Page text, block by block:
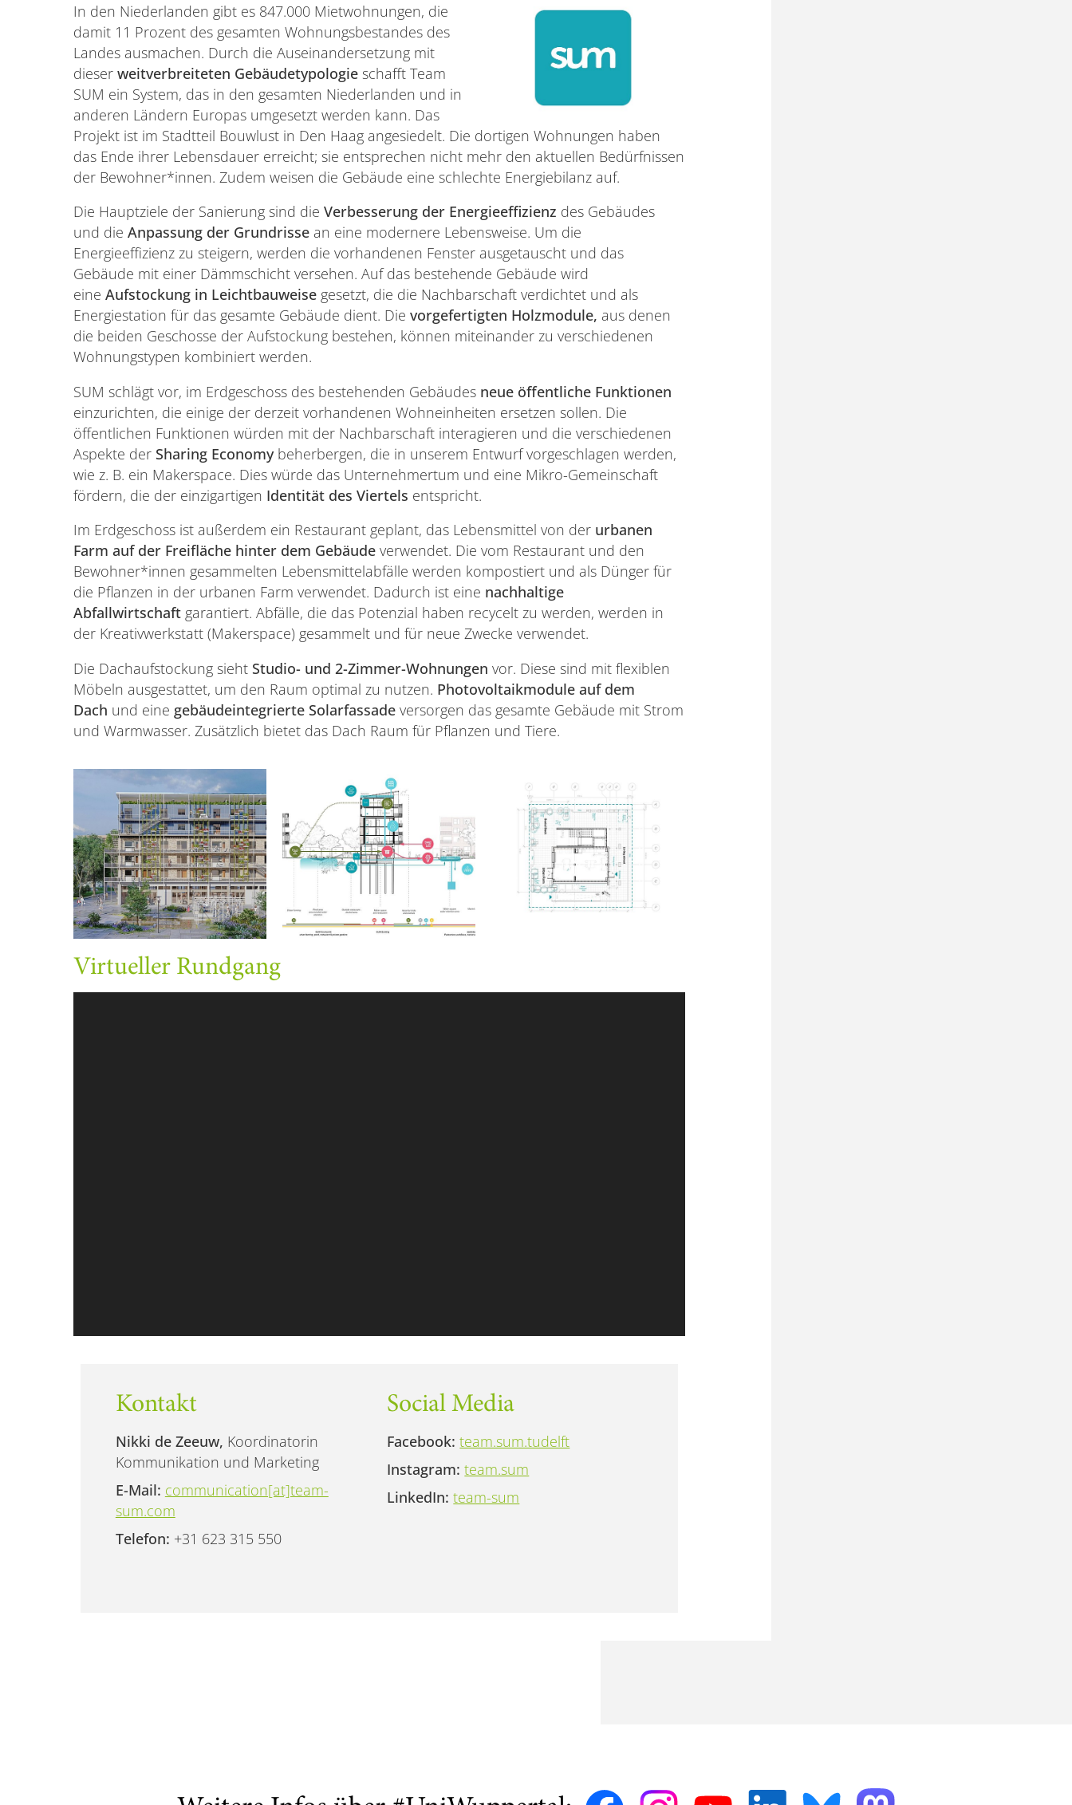
In den Niederlanden gibt es 847.000 Mietwohnungen, die
damit 11 Prozent des gesamten Wohnungsbestandes des
Landes ausmachen. Durch die Auseinandersetzung mit
dieser weitverbreiteten Gebäudetypologie schafft Team
SUM ein System, das in den gesamten Niederlanden und in
anderen Ländern Europas umgesetzt werden kann. Das
Projekt ist im Stadtteil Bouwlust in Den Haag angesiedelt. Die dortigen Wohnungen haben
das Ende ihrer Lebensdauer erreicht; sie entsprechen nicht mehr den aktuellen Bedürfnissen
der Bewohner*innen. Zudem weisen die Gebäude eine schlechte Energiebilanz auf.
Die Hauptziele der Sanierung sind die Verbesserung der Energieeffizienz des Gebäudes
und die Anpassung der Grundrisse an eine modernere Lebensweise. Um die
Energieeffizienz zu steigern, werden die vorhandenen Fenster ausgetauscht und das
Gebäude mit einer Dämmschicht versehen. Auf das bestehende Gebäude wird
eine Aufstockung in Leichtbauweise gesetzt, die die Nachbarschaft verdichtet und als
Energiestation für das gesamte Gebäude dient. Die vorgefertigten Holzmodule, aus denen
die beiden Geschosse der Aufstockung bestehen, können miteinander zu verschiedenen
Wohnungstypen kombiniert werden.
SUM schlägt vor, im Erdgeschoss des bestehenden Gebäudes neue öffentliche Funktionen
einzurichten, die einige der derzeit vorhandenen Wohneinheiten ersetzen sollen. Die
öffentlichen Funktionen würden mit der Nachbarschaft interagieren und die verschiedenen
Aspekte der Sharing Economybeherbergen, die in unserem Entwurf vorgeschlagen werden,
wie z. B. ein Makerspace. Dies würde das Unternehmertum und eine Mikro-Gemeinschaft
fördern, die der einzigartigen Identität des Viertels entspricht.
Im Erdgeschoss ist außerdem ein Restaurant geplant, das Lebensmittel von der urbanen
Farm auf der Freifläche hinter dem Gebäude verwendet. Die vom Restaurant und den
Bewohner*innen gesammelten Lebensmittelabfälle werden kompostiert und als Dünger für
die Pflanzen in der urbanen Farm verwendet. Dadurch ist eine nachhaltige
Abfallwirtschaft garantiert. Abfälle, die das Potenzial haben recycelt zu werden, werden in
der Kreativwerkstatt (Makerspace) gesammelt und für neue Zwecke verwendet.
Die Dachaufstockung sieht Studio- und 2-Zimmer-Wohnungen vor. Diese sind mit flexiblen
Möbeln ausgestattet, um den Raum optimal zu nutzen. Photovoltaikmodule auf dem
Dach und eine gebäudeintegrierte Solarfassade versorgen das gesamte Gebäude mit Strom
und Warmwasser. Zusätzlich bietet das Dach Raum für Pflanzen und Tiere.
Virtueller Rundgang
Kontakt
Nikki de Zeeuw, Koordinatorin
Kommunikation und Marketing
E-Mail: communication[at]team-
sum.com
Telefon: +31 623 315 550
Social Media
Facebook: team.sum.tudelft
Instagram: team.sum
LinkedIn:team-sum